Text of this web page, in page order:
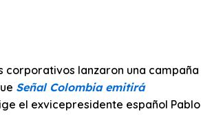
lanzaron una campaña
Señal Colombia emitirá
el exvicepresidente español Pablo